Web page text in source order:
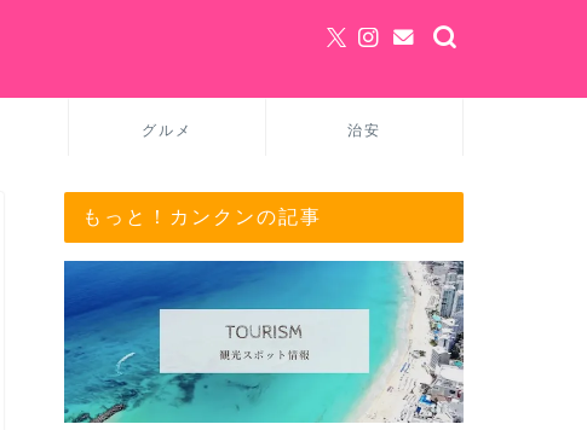
グルメ 治安
もっと！カンクンの記事